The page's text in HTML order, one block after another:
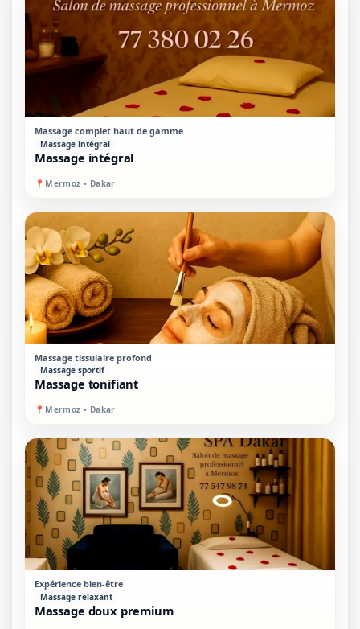
STANDARD SUR PLACE
Massage intégral
Massage complet haut de gamme
Massage intégral
📍 Mermoz • Dakar
STANDARD SUR PLACE
Massage tonifiant
Massage tissulaire profond
Massage sportif
📍 Mermoz • Dakar
STANDARD SUR PLACE
Massage doux premium
Expérience bien-être
Massage relaxant